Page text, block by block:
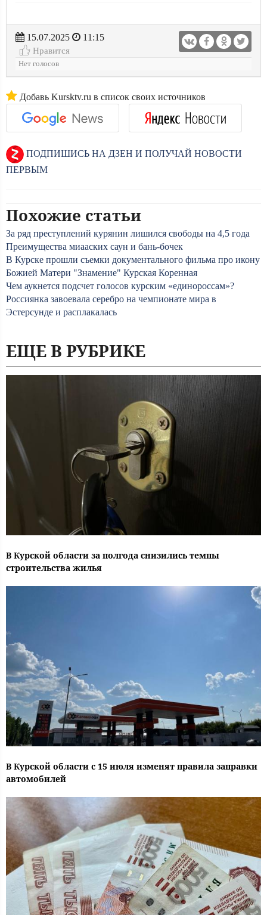
15.07.2025
11:15
Нравится
Нет голосов
Добавь Kursktv.ru в список своих источников
ПОДПИШИСЬ НА ДЗЕН И ПОЛУЧАЙ НОВОСТИ
ПЕРВЫМ
Похожие статьи
За ряд преступлений курянин лишился свободы на 4,5 года
Преимущества миааских саун и бань-бочек
В Курске прошли съемки документального фильма про икону
Божией Матери "Знамение" Курская Коренная
Чем аукнется подсчет голосов курским «единороссам»?
Россиянка завоевала серебро на чемпионате мира в
Эстерсунде и расплакалась
ЕЩЕ В РУБРИКЕ
В Курской области за полгода снизились темпы
строительства жилья
В Курской области с 15 июля изменят правила заправки
автомобилей